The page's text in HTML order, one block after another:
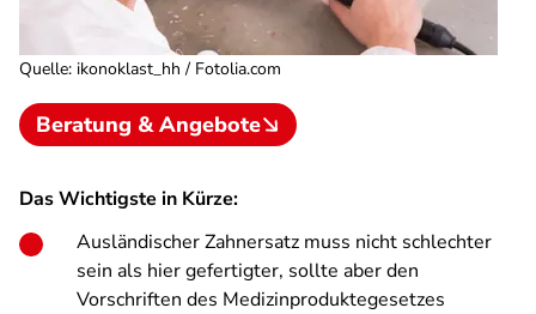
Quelle: ikonoklast_hh / Fotolia.com
Beratung & Angebote
Das Wichtigste in Kürze:
Ausländischer Zahnersatz muss nicht schlechter
sein als hier gefertigter, sollte aber den
Vorschriften des Medizinproduktegesetzes